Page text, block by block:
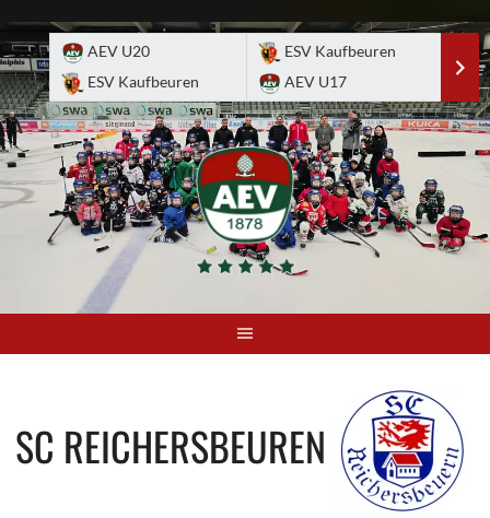
to
content
AEV U20
ESV Kaufbeuren
ESV Kaufbeuren
AEV U17
SC REICHERSBEUREN